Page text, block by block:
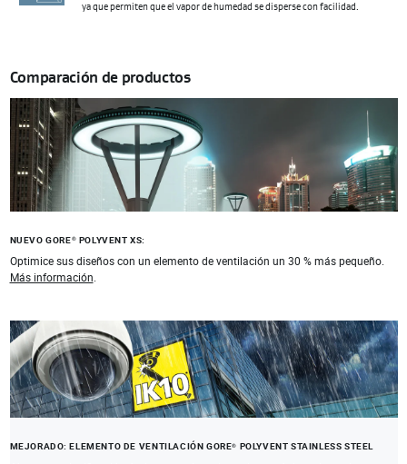
ya que permiten que el vapor de humedad se disperse con facilidad.
Comparación de productos
NUEVO GORE® POLYVENT XS:
Optimice sus diseños con un elemento de ventilación un 30 %más pequeño.
Más información.
MEJORADO: ELEMENTO DE VENTILACIÓN GORE® POLYVENT STAINLESS STEEL